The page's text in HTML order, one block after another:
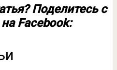
Поделитесь с
Facebook: